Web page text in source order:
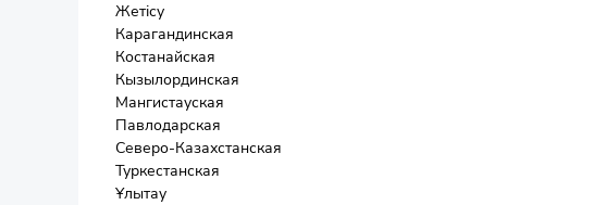
Жетісу
Карагандинская
Костанайская
Кызылординская
Мангистауская
Павлодарская
Северо-Казахстанская
Туркестанская
Ұлытау